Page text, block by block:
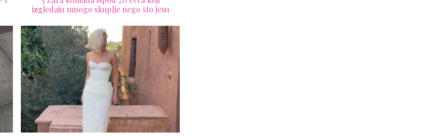
izgledaju mnogo skuplje nego što jesu